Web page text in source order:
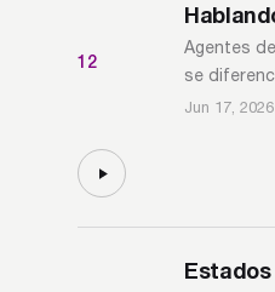
12
Agentes
se
Jun 17, 2026